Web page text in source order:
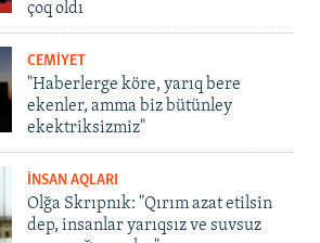
çoq oldı
CEMİYET
"Haberlerge köre, yarıq bere
ekenler, amma biz bütünley
ekektriksizmiz"
İNSAN AQLARI
Olğa Skrıpnık: "Qırım azat etilsin
dep, insanlar yarıqsız ve suvsuz